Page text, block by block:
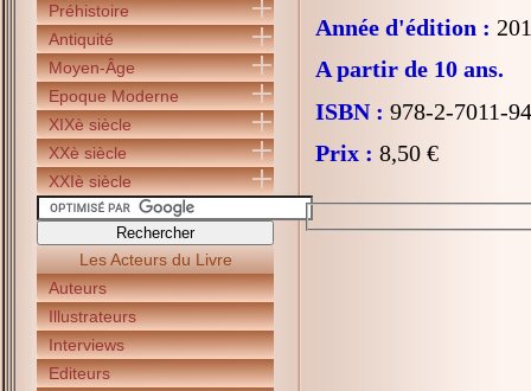
Préhistoire
Antiquité
Moyen-Âge
Epoque Moderne
XIXè siècle
XXè siècle
XXIè siècle
Les Acteurs du Livre
Auteurs
Illustrateurs
Interviews
Editeurs
Année d'édition :
A partir de 10 ans.
ISBN : 978-2-7011-
Prix : 8,50 €